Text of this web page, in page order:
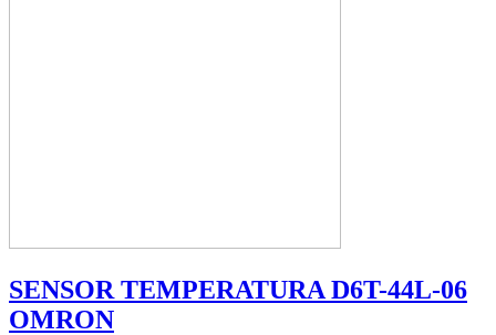
SENSOR TEMPERATURA D6T-44L-06
OMRON